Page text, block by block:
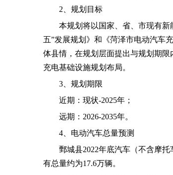
2、规划目标
本规划将以国家、省、市现有
五”发展规划》和《菏泽市电动汽车
体县情，在规划层面提出与规划期
充电基础设施规划布局。
3、规划期限
近期：现状-2025年；
远期： 2026-2035年。
4、电动汽车总量预测
鄄城县2022年底汽车（不含摩
有总量约为17.6万辆。